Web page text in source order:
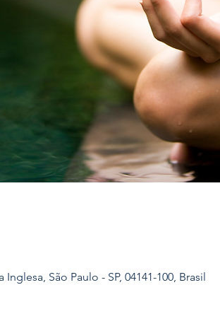
São Paulo - SP, 04141-100, Brasil